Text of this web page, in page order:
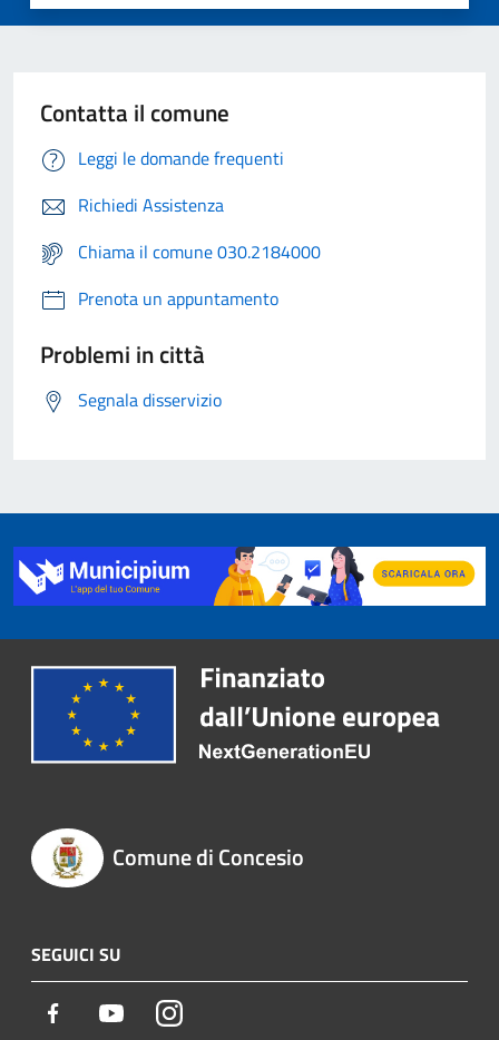
Contatta il comune
Leggi le domande frequenti
Richiedi Assistenza
Chiama il comune 030.2184000
Prenota un appuntamento
Problemi in città
Segnala disservizio
Comune di Concesio
SEGUICI SU
Facebook YoutubeInstagram